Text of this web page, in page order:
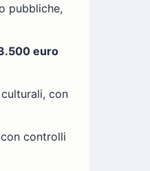
pubbliche,
euro
con
controlli